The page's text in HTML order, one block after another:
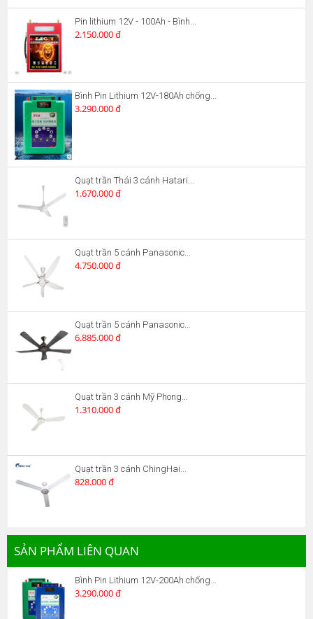
Pin lithium 12V - 100Ah - Bình...
2.150.000 đ
Bình Pin Lithium 12V-180Ah chống...
3.290.000 đ
Quạt trần Thái 3 cánh Hatari...
1.670.000 đ
Quạt trần 5 cánh Panasonic...
4.750.000 đ
Quạt trần 5 cánh Panasonic...
6.885.000 đ
Quạt trần 3 cánh Mỹ Phong...
1.310.000 đ
Quạt trần 3 cánh ChingHai...
828.000 đ
SẢN PHẨM LIÊN QUAN
Bình Pin Lithium 12V-200Ah chống...
3.290.000 đ